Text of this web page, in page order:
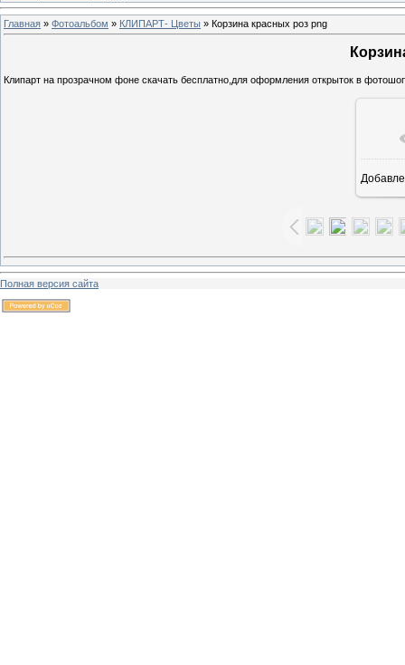
Главная » Фотоальбом » КЛИПАРТ- Цветы » Корзина красных роз png
Клипарт на прозрачном фоне скачать бесплатно,для оформления открыток в
Полная версия сайта